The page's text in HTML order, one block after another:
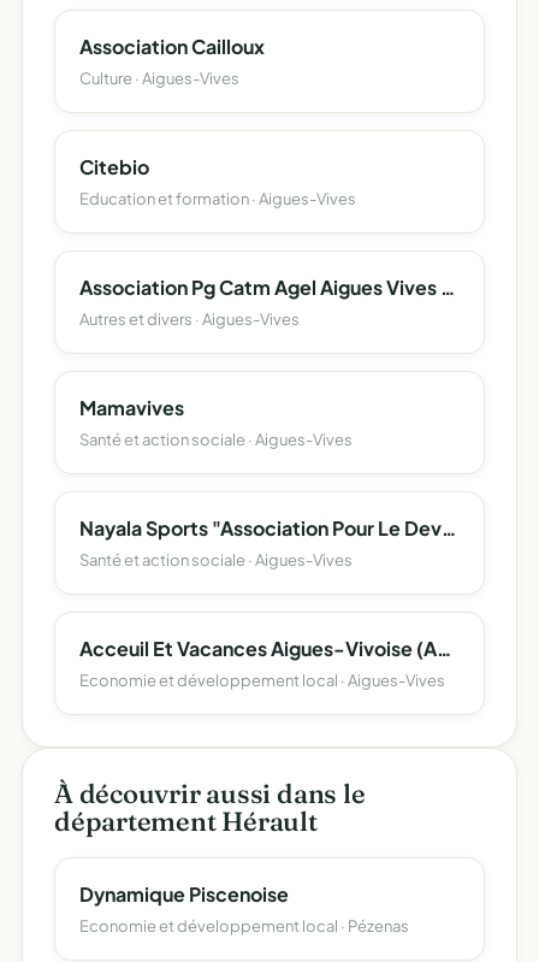
Association Cailloux
Culture · Aigues-Vives
Citebio
Education et formation · Aigues-Vives
Association Pg Catm Agel Aigues Vives La Caunette
Autres et divers · Aigues-Vives
Mamavives
Santé et action sociale · Aigues-Vives
Nayala Sports "Association Pour Le Developpement Du Sport En Nayala"
Santé et action sociale · Aigues-Vives
Acceuil Et Vacances Aigues-Vivoise (Acva) 215/000
Economie et développement local · Aigues-Vives
À découvrir aussi dans le
département Hérault
Dynamique Piscenoise
Economie et développement local · Pézenas